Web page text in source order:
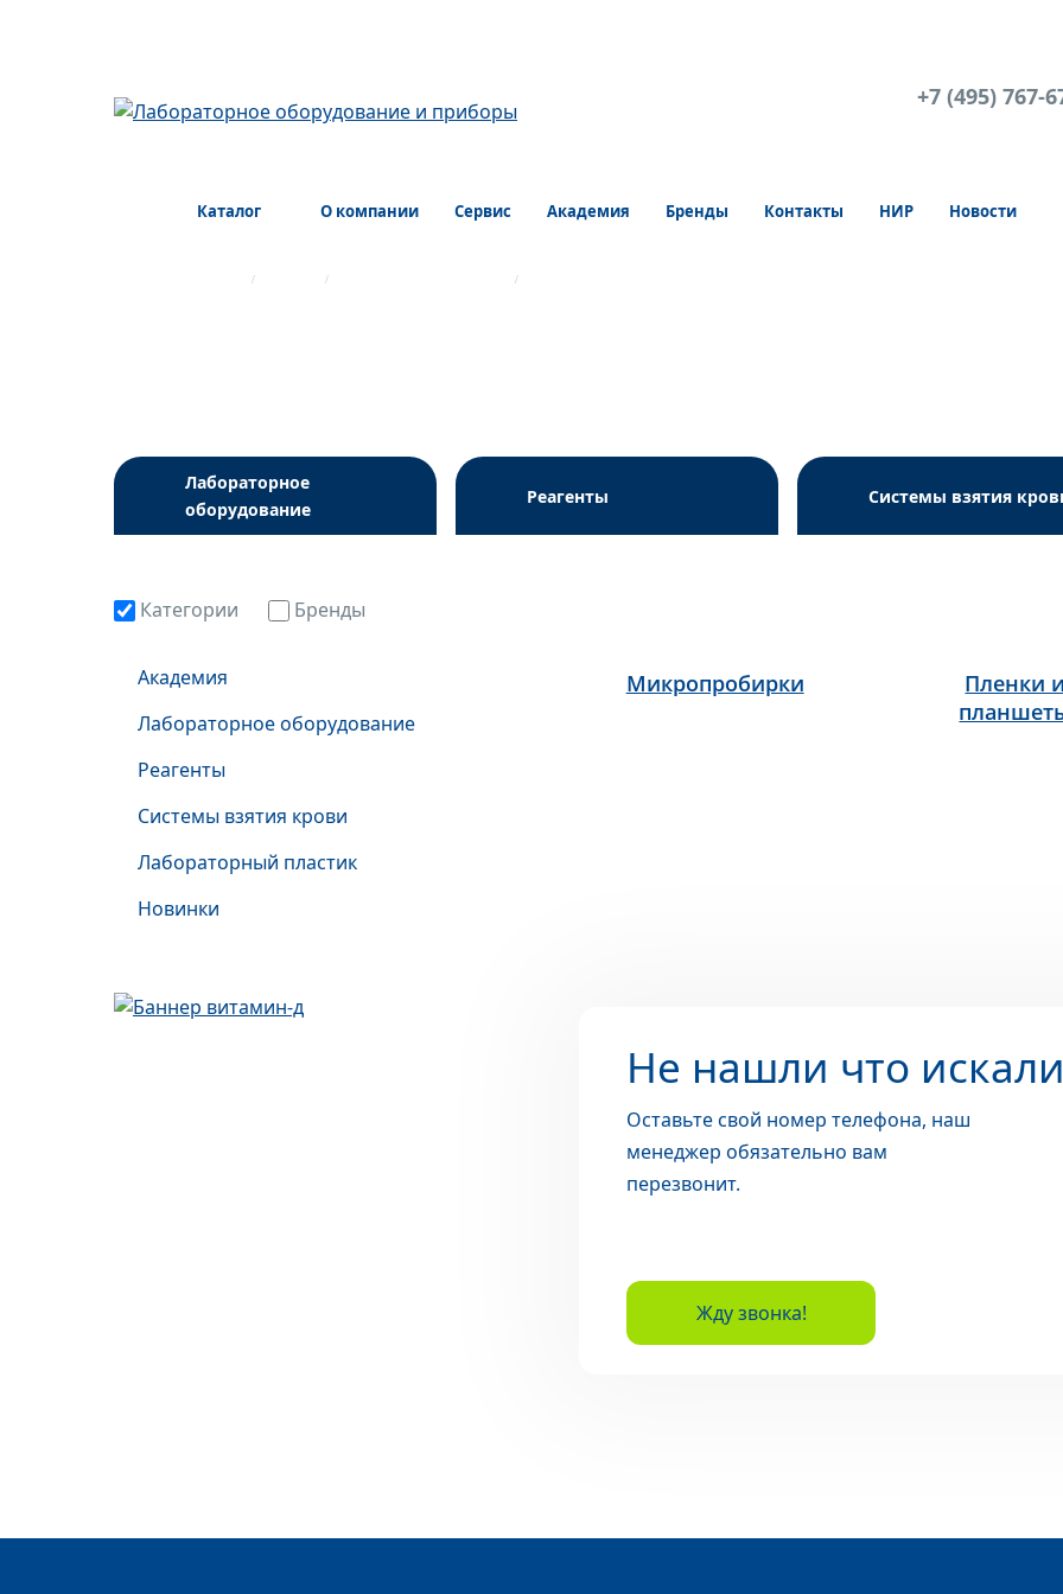
+7 (495) 767-
Каталог О компании Сервис Академия Бренды Контакты НИР Новости
Лабораторное
оборудование
Реагенты Системы взятия
Микропробирки
Пленки
Не нашли что
Оставьте свой номер телефона, наш
менеджер обязательно вам
перезвонит.
Категории Бренды
Академия
Лабораторное оборудование
Реагенты
Системы взятия крови
Лабораторный пластик
Новинки